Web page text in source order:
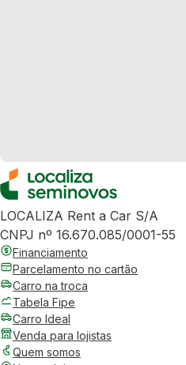
LOCALIZA Rent a Car S/A
CNPJ nº 16.670.085/0001-55
Financiamento
Parcelamento no cartão
Carro na troca
Tabela Fipe
Carro Ideal
Venda para lojistas
Quem somos